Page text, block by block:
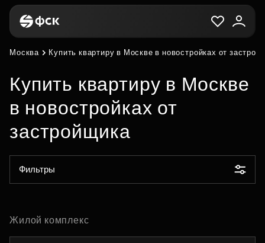
Москва Купить квартиру в Москве в новостройках от
Купить квартиру в Москве
в новостройках от
застройщика
Фильтры
Жилой комплекс